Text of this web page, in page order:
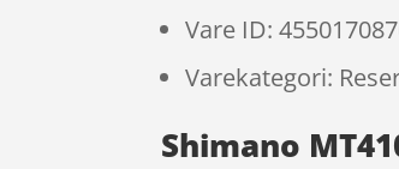
Vare ID:
Varekategori:
Shimano